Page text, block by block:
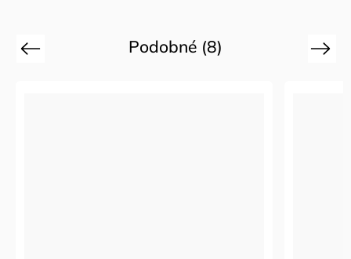
Podobné (8)
Previous Next